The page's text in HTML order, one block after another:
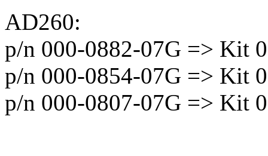
AD260:
p/n 000-0882-07G => Kit
p/n 000-0854-07G => Kit
p/n 000-0807-07G => Kit